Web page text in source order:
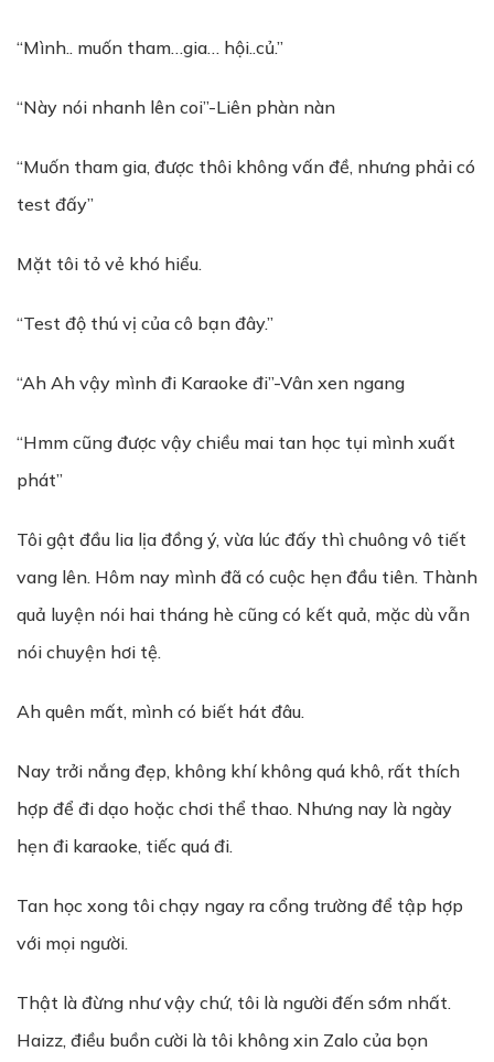
“Mình.. muốn tham…gia… hội..củ.”
“Này nói nhanh lên coi”-Liên phàn nàn
“Muốn tham gia, được thôi không vấn đề, nhưng phải có
test đấy”
Mặt tôi tỏ vẻ khó hiểu.
“Test độ thú vị của cô bạn đây.”
“Ah Ah vậy mình đi Karaoke đi”-Vân xen ngang
“Hmm cũng được vậy chiều mai tan học tụi mình xuất
phát”
Tôi gật đầu lia lịa đồng ý, vừa lúc đấy thì chuông vô tiết
vang lên. Hôm nay mình đã có cuộc hẹn đầu tiên. Thành
quả luyện nói hai tháng hè cũng có kết quả, mặc dù vẫn
nói chuyện hơi tệ.
Ah quên mất, mình có biết hát đâu.
Nay trởi nắng đẹp, không khí không quá khô, rất thích
hợp để đi dạo hoặc chơi thể thao. Nhưng nay là ngày
hẹn đi karaoke, tiếc quá đi.
Tan học xong tôi chạy ngay ra cổng trường để tập hợp
với mọi người.
Thật là đừng như vậy chứ, tôi là người đến sớm nhất.
Haizz, điều buồn cười là tôi không xin Zalo của bọn